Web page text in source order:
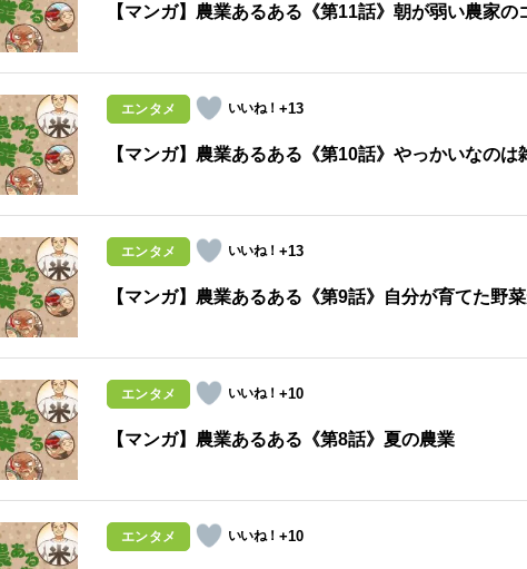
【マンガ】農業あるある《第11話》朝が弱い農家の
エンタメ +13
【マンガ】農業あるある《第10話》やっかいなの
エンタメ +13
【マンガ】農業あるある《第9話》自分が育てた野菜
エンタメ +10
【マンガ】農業あるある《第8話》夏の農業
エンタメ +10